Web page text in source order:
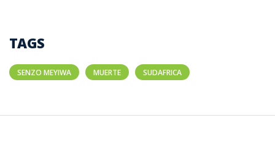
TAGS
SENZO MEYIWA MUERTE SUDAFRICA